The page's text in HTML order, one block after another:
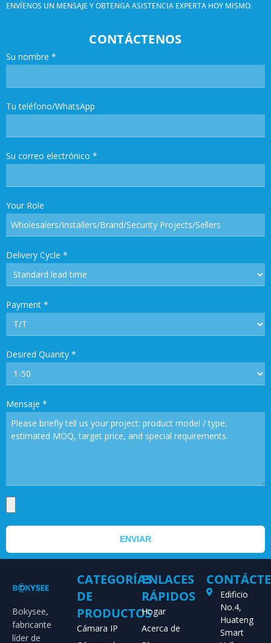
ENVÍENOS UN MENSAJE Y OBTENGA ASISTENCIA EXPERTA HOY MISMO.
CONTÁCTENOS
Su nombre *
Tu teléfono/WhatsApp
Su correo electrónico *
Your Role
Delivery Cycle *
Payment *
Desired Quanity *
Mensaje *
ENVIAR
Bokysee,
fabricante
líder de
CATEGORÍAS
DE
PRODUCTOS
Cámara IP
ENLACES
RÁPIDOS
Hogar
Acerca de
Edificio
No.4,
Huateng
Smart